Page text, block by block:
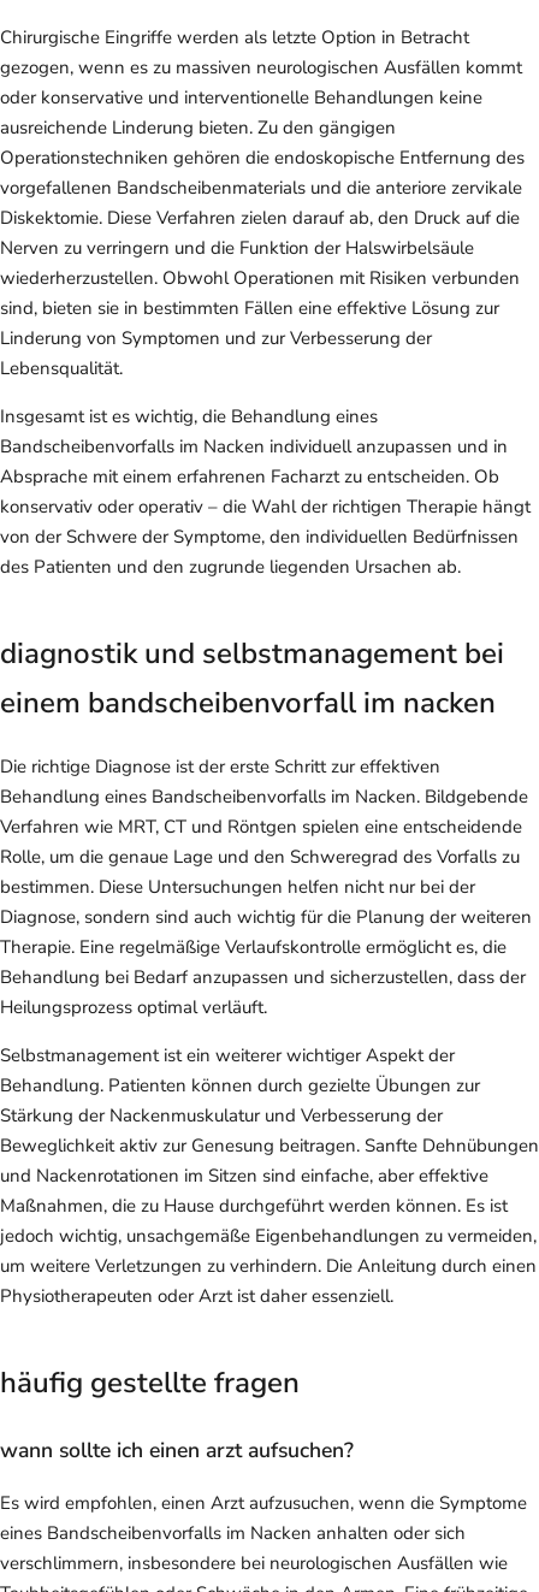
Chirurgische Eingriffe werden als letzte Option in Betracht
gezogen, wenn es zu massiven neurologischen Ausfällen kommt
oder konservative und interventionelle Behandlungen keine
ausreichende Linderung bieten. Zu den gängigen
Operationstechniken gehören die endoskopische Entfernung des
vorgefallenen Bandscheibenmaterials und die anteriore zervikale
Diskektomie. Diese Verfahren zielen darauf ab, den Druck auf die
Nerven zu verringern und die Funktion der Halswirbelsäule
wiederherzustellen. Obwohl Operationen mit Risiken verbunden
sind, bieten sie in bestimmten Fällen eine effektive Lösung zur
Linderung von Symptomen und zur Verbesserung der
Lebensqualität.
Insgesamt ist es wichtig, die Behandlung eines
Bandscheibenvorfalls im Nacken individuell anzupassen und in
Absprache mit einem erfahrenen Facharzt zu entscheiden. Ob
konservativ oder operativ – die Wahl der richtigen Therapie hängt
von der Schwere der Symptome, den individuellen Bedürfnissen
des Patienten und den zugrunde liegenden Ursachen ab.
diagnostik und selbstmanagement bei
einem bandscheibenvorfall im nacken
Die richtige Diagnose ist der erste Schritt zur effektiven
Behandlung eines Bandscheibenvorfalls im Nacken. Bildgebende
Verfahren wie MRT, CT und Röntgen spielen eine entscheidende
Rolle, um die genaue Lage und den Schweregrad des Vorfalls zu
bestimmen. Diese Untersuchungen helfen nicht nur bei der
Diagnose, sondern sind auch wichtig für die Planung der weiteren
Therapie. Eine regelmäßige Verlaufskontrolle ermöglicht es, die
Behandlung bei Bedarf anzupassen und sicherzustellen, dass der
Heilungsprozess optimal verläuft.
Selbstmanagement ist ein weiterer wichtiger Aspekt der
Behandlung. Patienten können durch gezielte Übungen zur
Stärkung der Nackenmuskulatur und Verbesserung der
Beweglichkeit aktiv zur Genesung beitragen. Sanfte Dehnübungen
und Nackenrotationen im Sitzen sind einfache, aber effektive
Maßnahmen, die zu Hause durchgeführt werden können. Es ist
jedoch wichtig, unsachgemäße Eigenbehandlungen zu vermeiden,
um weitere Verletzungen zu verhindern. Die Anleitung durch einen
Physiotherapeuten oder Arzt ist daher essenziell.
häufig gestellte fragen
wann sollte ich einen arzt aufsuchen?
Es wird empfohlen, einen Arzt aufzusuchen, wenn die Symptome
eines Bandscheibenvorfalls im Nacken anhalten oder sich
verschlimmern, insbesondere bei neurologischen Ausfällen wie